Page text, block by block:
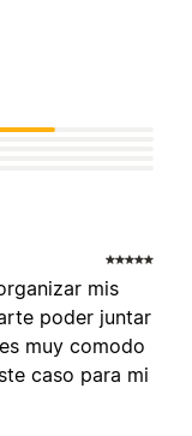
mis
poder juntar
muy comodo
caso para mi